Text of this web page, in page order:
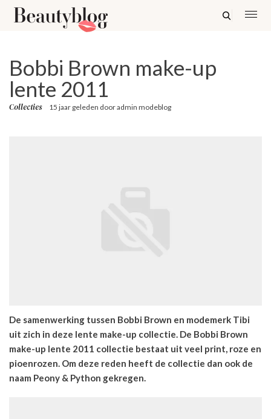
Bobbi Brown make-up
lente 2011
Collecties 15 jaar geleden dooradmin modeblog
De samenwerking tussen Bobbi Brown en modemerk Tibi
uit zich in deze lente make-up collectie. De Bobbi Brown
make-up lente 2011 collectie bestaat uit veel print, roze en
pioenrozen. Om deze reden heeft de collectie dan ook de
naam Peony & Python gekregen.